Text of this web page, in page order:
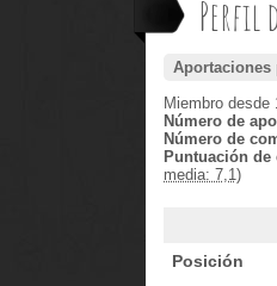
Perfil
Aportaciones
Miembro desde
Número de
Número de
Puntuación de
media: 7,1)
Posición